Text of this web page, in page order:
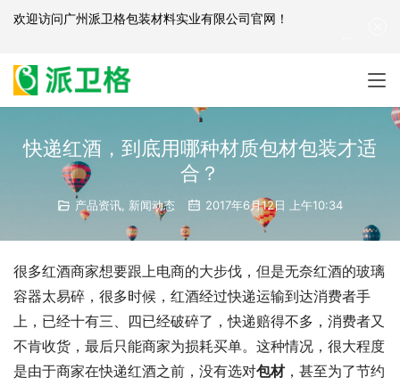
快递红酒，到底用哪种材质包材包装才适
合？
产品资讯 新闻动态 2017年6月12日 上午10:34
很多红酒商家想要跟上电商的大步伐，但是无奈红酒的玻璃
容器太易碎，很多时候，红酒经过快递运输到达消费者手
上，已经十有三、四已经破碎了，快递赔得不多，消费者又
不肯收货，最后只能商家为损耗买单。这种情况，很大程度
是由于商家在快递红酒之前，没有选对包材，甚至为了节约
欢迎访问广州派卫格包装材料实业有限公司官网 ！